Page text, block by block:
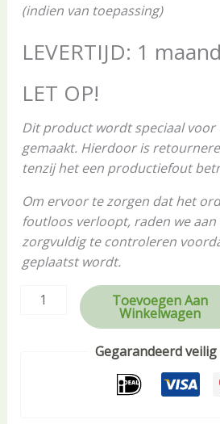
(indien van toepassing)
LEVERTIJD: 1 maand
LET OP!
Dit product wordt speciaal voor
gemaakt. Hierdoor is
tenzij het een productiefout
Om ervoor te zorgen dat het
foutloos verloopt, raden we
zorgvuldig te controleren
geplaatst wordt.
Toevoegen Aan
Winkelwagen
Gegarandeerd